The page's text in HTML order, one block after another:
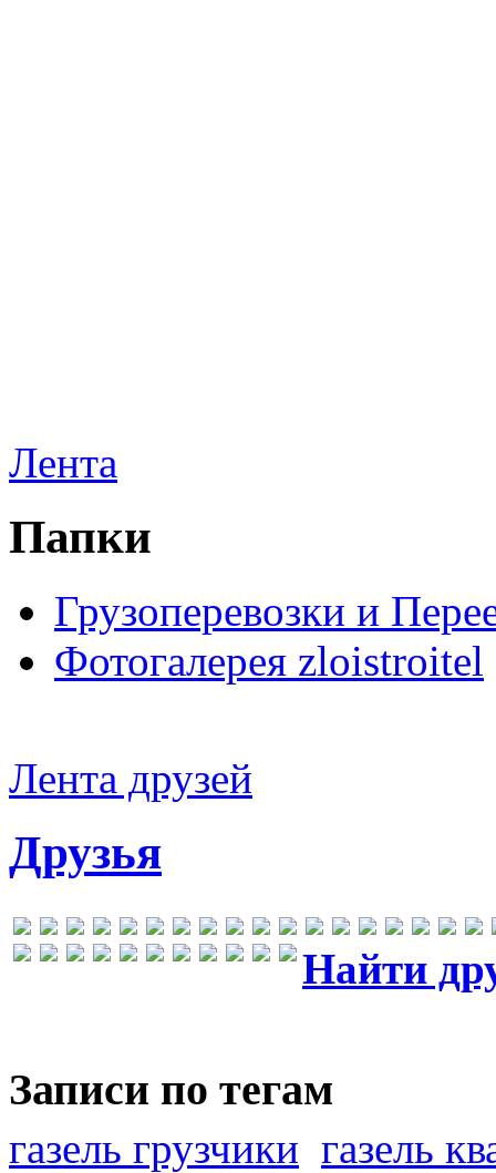
Лента
Папки
Грузоперевозки и
Фотогалерея zloistroitel
Лента друзей
Друзья
Найти
Записи по тегам
газель грузчики газель